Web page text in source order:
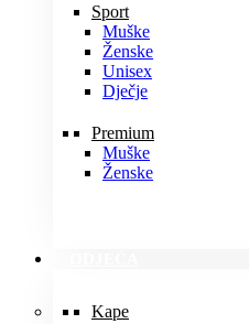
Sport
Muške
Ženske
Unisex
Dječje
Premium
Muške
Ženske
Kape